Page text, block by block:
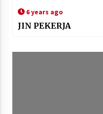
6 years ago
JIN PEKERJA